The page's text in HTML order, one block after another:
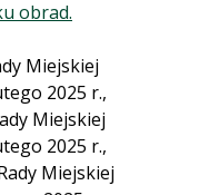
obrad.
Miejskiej
2025 r.,
Miejskiej
2025 r.,
Miejskiej